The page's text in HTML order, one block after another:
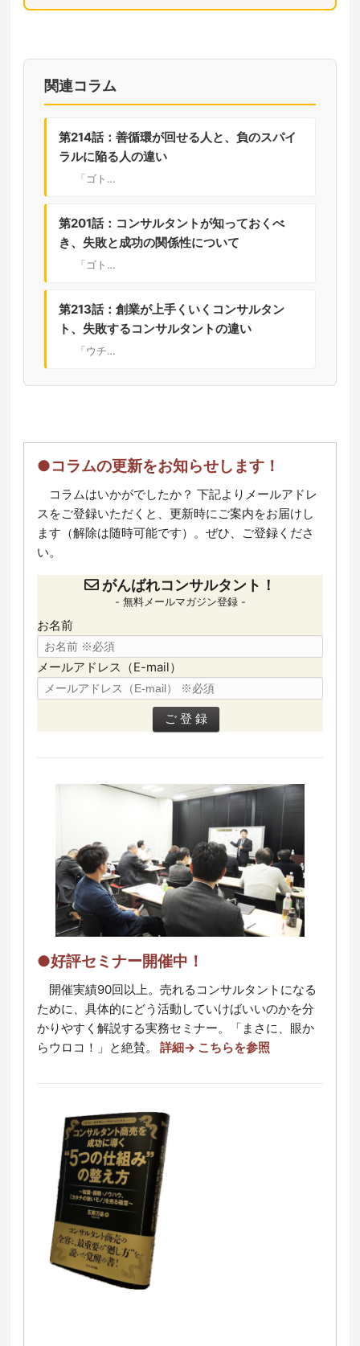
関連コラム
第214話：善循環が回せる人と、負のスパイ
ラルに陥る人の違い
「ゴト…
第201話：コンサルタントが知っておくべ
き、失敗と成功の関係性について
「ゴト…
第213話：創業が上手くいくコンサルタン
ト、失敗するコンサルタントの違い
「ウチ…
●コラムの更新をお知らせします！
コラムはいかがでしたか？ 下記よりメールアドレ
スをご登録いただくと、更新時にご案内をお届けし
ます（解除は随時可能です）。ぜひ、ご登録くださ
い。
がんばれコンサルタント！
- 無料メールマガジン登録 -
お名前
メールアドレス（E-mail）
●好評セミナー開催中！
開催実績90回以上。売れるコンサルタントになる
ために、具体的にどう活動していけばいいのかを分
かりやすく解説する実務セミナー。「まさに、眼か
らウロコ！」と絶賛。
詳細→ こちらを参照